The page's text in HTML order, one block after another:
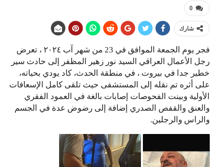
0
شارك
‏فجر يوم الجمعة الموافق في 23 من شهر آب ٢٠٢٤ ، تعرض
رجل الأعمال العراقي السيد نور زهير المظفر إلى حادث سير
خطير جدا في بيروت ، في منطقة الحدث، كاد يودي بحياته،
على أثره تم نقله إلى المستشفى حيث تلقى كامل الإسعافات
الأولية وبينت الفحوصات إصابات بالغة في العمود الفقري
والعنق والقفص الصدري إضافة إلى رضوض عدة في الجسم
والراس والرجلين.